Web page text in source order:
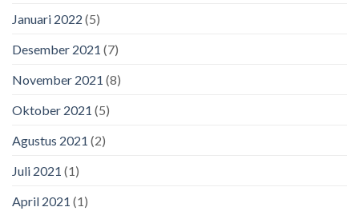
Januari 2022 (5)
Desember 2021 (7)
November 2021 (8)
Oktober 2021 (5)
Agustus 2021 (2)
Juli 2021 (1)
April 2021 (1)